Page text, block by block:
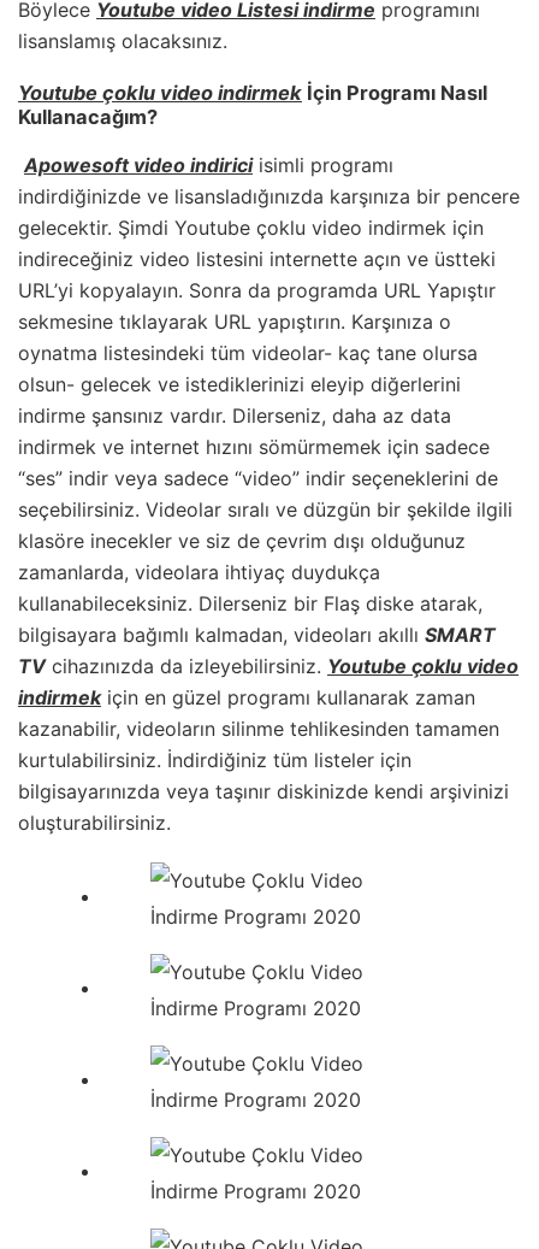
Böylece Youtube video Listesi indirme programını
lisanslamış olacaksınız.
Youtube çoklu video indirmek İçin Programı Nasıl
Kullanacağım?
Apowesoft video indiriciisimli programı
indirdiğinizde ve lisansladığınızda karşınıza bir pencere
gelecektir. Şimdi Youtube çoklu video indirmek için
indireceğiniz video listesini internette açın ve üstteki
URL’yi kopyalayın. Sonra da programda URL Yapıştır
sekmesine tıklayarak URL yapıştırın. Karşınıza o
oynatma listesindeki tüm videolar- kaç tane olursa
olsun- gelecek ve istediklerinizi eleyip diğerlerini
indirme şansınız vardır. Dilerseniz, daha az data
indirmek ve internet hızını sömürmemek için sadece
“ses” indir veya sadece “video” indir seçeneklerini de
seçebilirsiniz. Videolar sıralı ve düzgün bir şekilde ilgili
klasöre inecekler ve siz de çevrim dışı olduğunuz
zamanlarda, videolara ihtiyaç duydukça
kullanabileceksiniz. Dilerseniz bir Flaş diske atarak,
bilgisayara bağımlı kalmadan, videoları akıllı SMART
TVcihazınızda da izleyebilirsiniz. Youtube çoklu video
indirmekiçin en güzel programı kullanarak zaman
kazanabilir, videoların silinme tehlikesinden tamamen
kurtulabilirsiniz. İndirdiğiniz tüm listeler için
bilgisayarınızda veya taşınır diskinizde kendi arşivinizi
oluşturabilirsiniz.